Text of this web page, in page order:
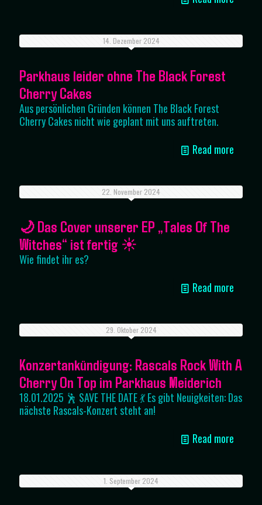
14. Dezember 2024
Parkhaus leider ohne The Black Forest
Cherry Cakes
Aus persönlichen Gründen können The Black Forest
Cherry Cakes nicht wie geplant mit uns auftreten.
Read more
22. November 2024
🌙 Das Cover unserer EP „Tales Of The
Witches“ ist fertig ☀️
Wie findet ihr es?
Read more
29. Oktober 2024
Konzertankündigung: Rascals Rock With A
Cherry On Top im Parkhaus Meiderich
18.01.2025 🕺 SAVE THE DATE 💃 Es gibt Neuigkeiten: Das
nächste Rascals-Konzert steht an!
Read more
1. September 2024